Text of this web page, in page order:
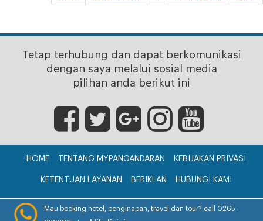
Tetap terhubung dan dapat berkomunikasi
dengan saya melalui sosial media
pilihan anda berikut ini
HOME TENTANG MYPANGANDARAN KEBIJAKAN PRIVASI
KETENTUAN LAYANAN BERIKLAN HUBUNGI KAMI
CV. myPangandaran © 2017
Mau booking hotel, penginapan, travel dan tour? call 0265-